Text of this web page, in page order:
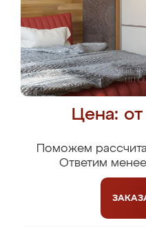
Цена:
Поможем
Ответим